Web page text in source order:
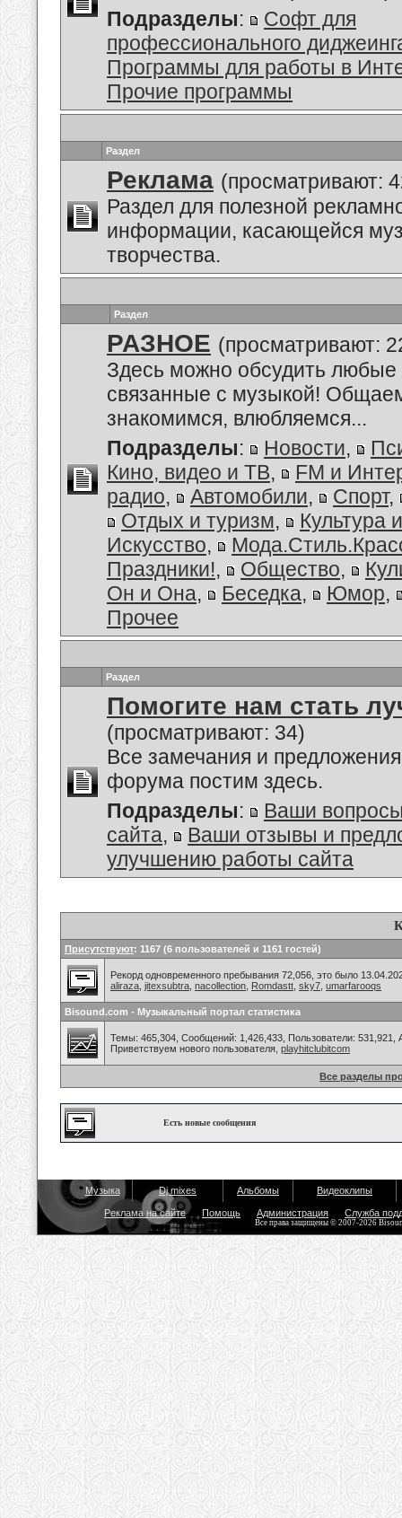
Подразделы:
Софт для
профессионального
Программы для работы в
Прочие программы
Раздел
Реклама (просматривают:
Раздел для полезной
информации, касающейся
творчества.
Раздел
РАЗНОЕ (просматривают:
Здесь можно обсудить
связанные с музыкой!
знакомимся, влюбляемся...
Подразделы: Новости,
Кино, видео и ТВ,
FM и
радио, Автомобили, Спорт,
Отдых и туризм,
Культура и
Искусство,
Праздники!, Общество,
Он и Она, Беседка, Юмор,
Прочее
Раздел
Помогите нам стать
(просматривают: 34)
Все замечания и
форума постим здесь.
Подразделы:
Ваши
сайта,
Ваши отзывы и
улучшению работы сайта
Присутствуют: 1167 (6 пользователей и 1161 гостей)
Рекорд одновременного пребывания 72,056, это было
aliraza jitexsubtra nacollection Romdastt sky7 umarfarooqs
Bisound.com - Музыкальный портал статистика
Темы: 465,304, Сообщений: 1,426,433, Пользователи: 531,921,
Приветствуем нового пользователя, playhitclubitcom
Все разделы
Есть новые сообщения
Музыка Dj mixes Альбомы Видеоклипы
Реклама на сайте Помощь Администрация Служба
Все права защищены © 2007-2026